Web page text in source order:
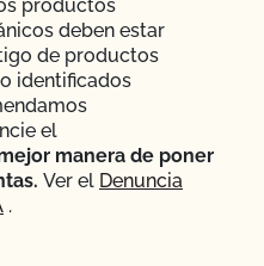
productos
deben estar
de productos
identificados
el
manera de poner
Ver el Denuncia
.